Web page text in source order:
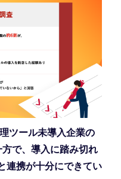
ツール未導入企業の
で、導入に踏み切れ
連携が十分にできてい